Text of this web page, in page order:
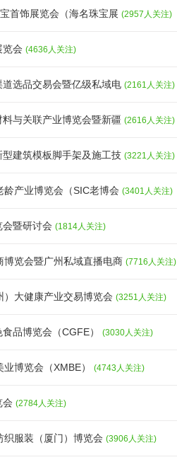
首饰展览会（海名珠宝展 (2957人关注)
览会 (4636人关注)
选品交易会暨亿级私域电 (2161人关注)
与关联产业博览会暨新疆 (2616人关注)
建筑模板脚手架及施工技 (3221人关注)
产业博览会（SIC老博会 (3401人关注)
暨研讨会 (1814人关注)
博览会暨广州私域直播电商 (7716人关注)
大健康产业交易博览会 (3251人关注)
品博览会（CGFE） (3030人关注)
博览会（XMBE） (4743人关注)
会 (2784人关注)
服装（厦门）博览会 (3906人关注)